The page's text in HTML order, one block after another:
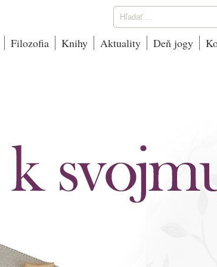
Filozofia Knihy Aktuality Deň jogy